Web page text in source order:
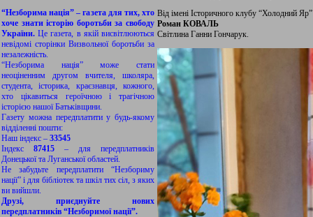
“Незборима нація” – газета для тих, хто
хоче знати історію боротьби за свободу
України.Це газета, в якій висвітлюються
невідомі сторінки Визвольної боротьби за
незалежність.
“Незборима нація” може стати
неоціненним другом вчителя, школяра,
студента, історика, краєзнавця, кожного,
хто цікавиться героїчною і трагічною
історією нашої Батьківщини.
Газету можна передплатити у будь-якому
відділенні пошти:
Наш індекс – 33545
Індекс 87415 – для передплатників
Донецької та Луганської областей.
Не забудьте передплатити “Незбориму
нації” і для бібліотек та шкіл тих сіл, з яких
ви вийшли.
Друзі, приєднуйте нових
передплатників “Незборимої нації”.
Від імені Історичного клубу “Холодний
Роман КОВАЛЬ
Світлина Ганни Гончарук.